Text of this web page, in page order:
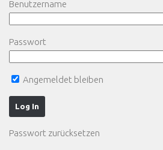
Benutzername
Passwort
Angemeldet bleiben
Passwort zurücksetzen